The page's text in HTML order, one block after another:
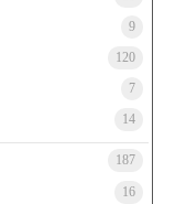
9
120
7
14
187
16